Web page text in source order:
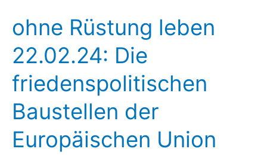
Europawahl
Was
steht
in
den
Wahlprogrammen
der
ohne Rüstung leben
22.02.24: Die
friedenspolitischen
Baustellen der
Europäischen Union